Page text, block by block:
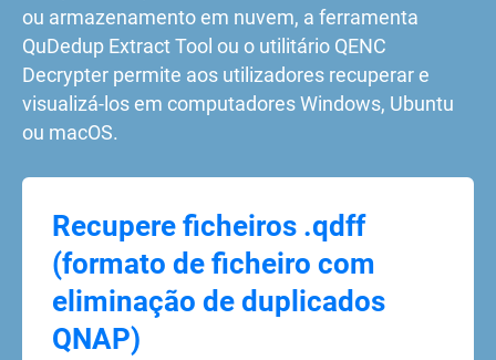
ou armazenamento em nuvem, a ferramenta
QuDedup Extract Tool ou o utilitário QENC
Decrypter permite aos utilizadores recuperar e
visualizá-los em computadores Windows, Ubuntu
ou macOS.
Recupere ficheiros .qdff
(formato de ficheiro com
eliminação de duplicados
QNAP)